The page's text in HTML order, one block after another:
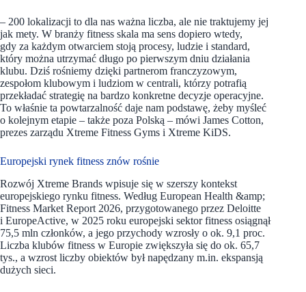
– 200 lokalizacji to dla nas ważna liczba, ale nie traktujemy jej
jak mety. W branży fitness skala ma sens dopiero wtedy,
gdy za każdym otwarciem stoją procesy, ludzie i standard,
który można utrzymać długo po pierwszym dniu działania
klubu. Dziś rośniemy dzięki partnerom franczyzowym,
zespołom klubowym i ludziom w centrali, którzy potrafią
przekładać strategię na bardzo konkretne decyzje operacyjne.
To właśnie ta powtarzalność daje nam podstawę, żeby myśleć
o kolejnym etapie – także poza Polską – mówi James Cotton,
prezes zarządu Xtreme Fitness Gyms i Xtreme KiDS.
Europejski rynek fitness znów rośnie
Rozwój Xtreme Brands wpisuje się w szerszy kontekst
europejskiego rynku fitness. Według European Health &amp;
Fitness Market Report 2026, przygotowanego przez Deloitte
i EuropeActive, w 2025 roku europejski sektor fitness osiągnął
75,5 mln członków, a jego przychody wzrosły o ok. 9,1 proc.
Liczba klubów fitness w Europie zwiększyła się do ok. 65,7
tys., a wzrost liczby obiektów był napędzany m.in. ekspansją
dużych sieci.